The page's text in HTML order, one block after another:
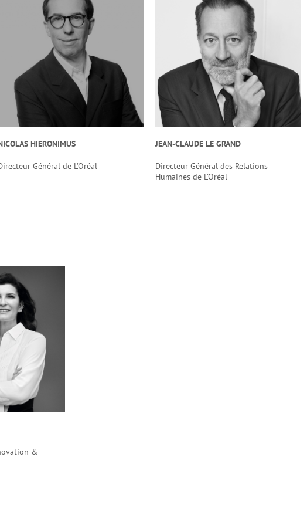
HIERONIMUS
Général de L’Oréal
JEAN-CLAUDE LE GRAND
Directeur Général des Relations
Humaines de L’Oréal
&